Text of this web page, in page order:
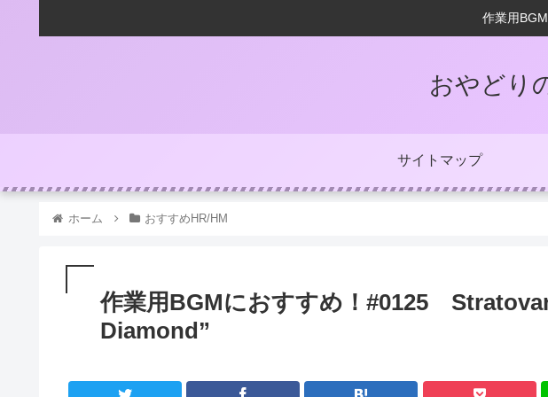
作業用
おやどり
サイトマップ
ホーム おすすめHR/HM
作業用BGMにおすすめ！#0125
Diamond”